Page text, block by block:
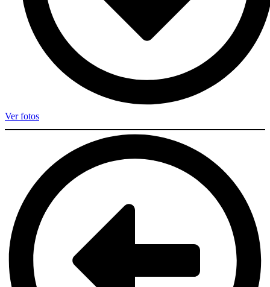
Ver fotos